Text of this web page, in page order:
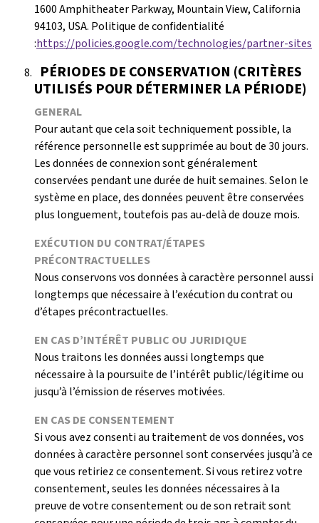
1600 Amphitheater Parkway, Mountain View, California
94103, USA. Politique de confidentialité
:https://policies.google.com/technologies/partner-sites
PÉRIODES DE CONSERVATION (CRITÈRES
UTILISÉS POUR DÉTERMINER LA PÉRIODE)
GENERAL
Pour autant que cela soit techniquement possible, la
référence personnelle est supprimée au bout de 30 jours.
Les données de connexion sont généralement
conservées pendant une durée de huit semaines. Selon le
système en place, des données peuvent être conservées
plus longuement, toutefois pas au-delà de douze mois.
EXÉCUTION DU CONTRAT/ÉTAPES
PRÉCONTRACTUELLES
Nous conservons vos données à caractère personnel aussi
longtemps que nécessaire à l’exécution du contrat ou
d’étapes précontractuelles.
EN CAS D’INTÉRÊT PUBLIC OU JURIDIQUE
Nous traitons les données aussi longtemps que
nécessaire à la poursuite de l’intérêt public/légitime ou
jusqu’à l’émission de réserves motivées.
EN CAS DE CONSENTEMENT
Si vous avez consenti au traitement de vos données, vos
données à caractère personnel sont conservées jusqu’à ce
que vous retiriez ce consentement. Si vous retirez votre
consentement, seules les données nécessaires à la
preuve de votre consentement ou de son retrait sont